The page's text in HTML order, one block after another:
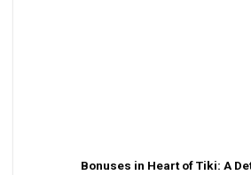
Bonuses in Heart of Tiki: A